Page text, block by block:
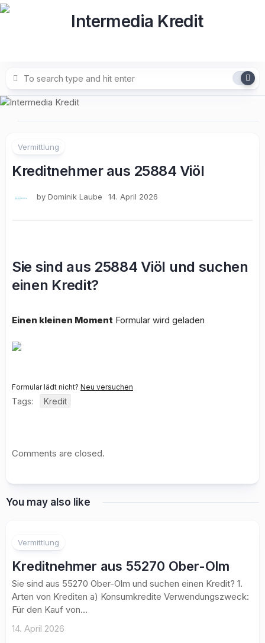
Skip
Vermittlung
Kreditnehmer aus 25884 Viöl
by Dominik Laube 14. April 2026
Sie sind aus 25884 Viöl und suchen
einen Kredit?
Einen kleinen Moment Formular wird geladen
Formular lädt nicht? Neu versuchen
Tags: Kredit
Comments are closed.
You may also like
Vermittlung
Kreditnehmer aus 55270 Ober-Olm
Sie sind aus 55270 Ober-Olm und suchen einen Kredit? 1.
Arten von Krediten a) Konsumkredite Verwendungszweck:
Für den Kauf von...
14. April 2026